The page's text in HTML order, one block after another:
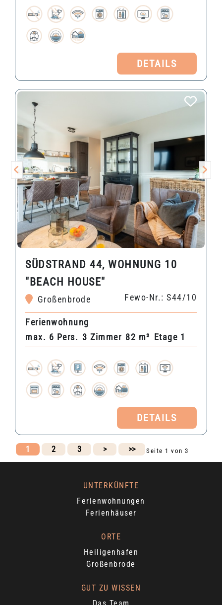
DETAILS
SÜDSTRAND 44, WOHNUNG 10
"BEACH HOUSE"
Großenbrode Fewo-Nr.: S44/10
Ferienwohnung
max. 6 Pers. 3 Zimmer 82 m² Etage 1
DETAILS
Seite 1 von 3
1 2 3 > >>
UNTERKÜNFTE
Ferienwohnungen
Ferienhäuser
ORTE
Heiligenhafen
Großenbrode
GUT ZU WISSEN